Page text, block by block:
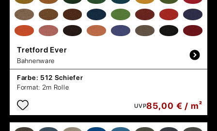
Tretford Ever
Bahnenware
Farbe: 512 Schiefer
Format: 2m Rolle
UVP85,00 € / m²